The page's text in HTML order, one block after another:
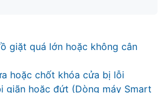
giặt quá lớn hoặc không cân
hoặc chốt khóa cửa bị lỗi
giãn hoặc đứt (Dòng máy Smart